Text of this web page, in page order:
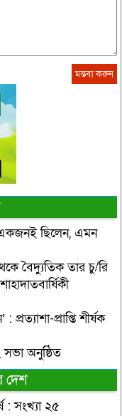
একজনই ছিলেন, এমন
বৈদ্যুতিক তার চু/রি
প্রাপ্তি শীর্ষক
সভা অনুষ্ঠিত
দেশ
সংখ্যা ২৫